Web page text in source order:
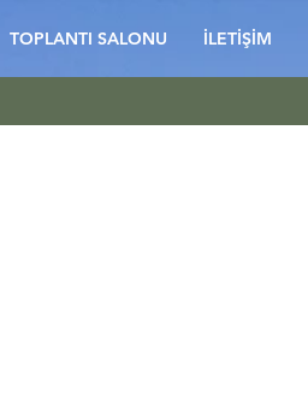
TOPLANTI SALONU İLETİŞİM